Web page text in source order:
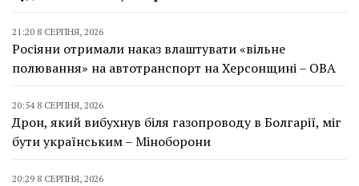
21:20 8 СЕРПНЯ, 2026
Росіяни отримали наказ влаштувати «вільне
полювання» на автотранспорт на Херсонщині – ОВА
20:54 8 СЕРПНЯ, 2026
Дрон, який вибухнув біля газопроводу в Болгарії, міг
бути українським – Міноборони
20:29 8 СЕРПНЯ, 2026